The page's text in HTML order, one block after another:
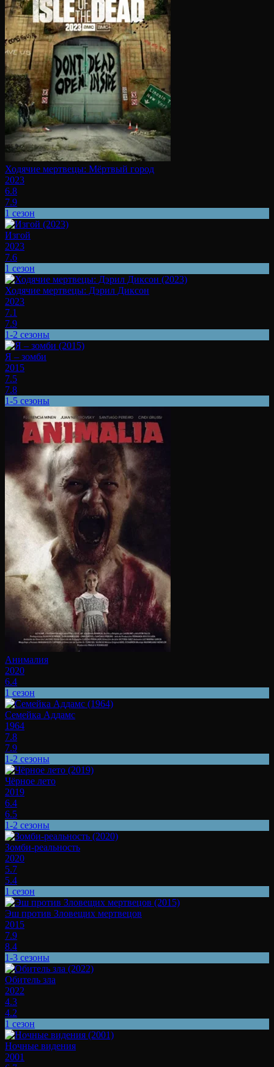
Ходячие мертвецы: Мёртвый город
2023
6.8
7.9
1 сезон
Изгой
2023
7.6
1 сезон
Ходячие мертвецы: Дэрил Диксон
2023
7.1
7.9
1-2 сезоны
Я – зомби
2015
7.5
7.8
1-5 сезоны
Анималия
2020
6.4
1 сезон
Семейка Аддамс
1964
7.8
7.9
1-2 сезоны
Чёрное лето
2019
6.4
6.5
1-2 сезоны
Зомби-реальность
2020
5.7
5.4
1 сезон
Эш против Зловещих мертвецов
2015
7.9
8.4
1-3 сезоны
Обитель зла
2022
4.3
4.2
1 сезон
Ночные видения
2001